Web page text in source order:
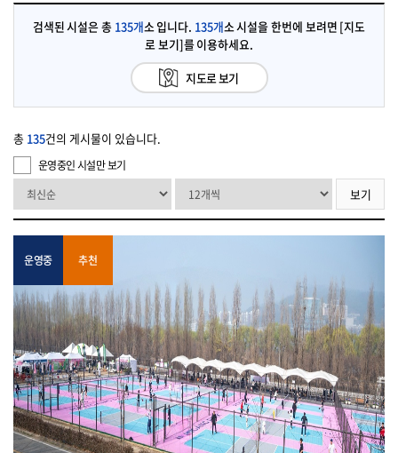
검색된 시설은 총 135개소 입니다. 135개소 시설을 한번에 보려면 [지도
로 보기]를 이용하세요.
지도로 보기
총 135건의 게시물이 있습니다.
운영중인 시설만 보기
보기
운영중 추천